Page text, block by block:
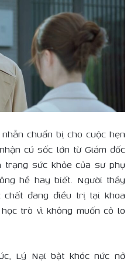
chuẩn bị cho cuộc hẹn
cú sốc lớn từ Giám đốc
sức khỏe của sư phụ
hề hay biết. Người thầy
đang điều trị tại khoa
trò vì không muốn cô lo
Lý Nại bật khóc nức nở